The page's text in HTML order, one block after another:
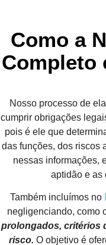
Como a
Completo
Nosso processo de
cumprir obrigações
pois é ele que
das funções, dos riscos
nessas informações,
aptidão e as
Também incluímos no
negligenciando, como
prolongados, critérios
risco. O objetivo é